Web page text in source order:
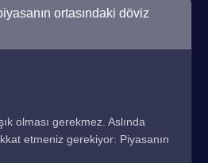
ortasındaki döviz
olması gerekmez. Aslında
etmeniz gerekiyor: Piyasanın